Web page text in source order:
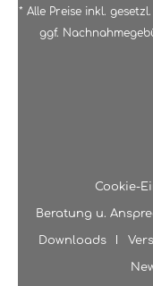
* Alle Preise inkl.
ggf.
Cookie-
Beratung u.
Downloads